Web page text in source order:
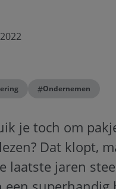
#Ondernemen
je toch om
Dat klopt,
laatste jaren